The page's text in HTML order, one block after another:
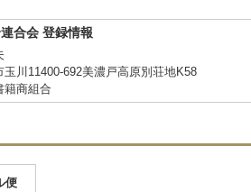
合会 登録情報
川11400-692美濃戸高原別荘地K58
籍商組合
便